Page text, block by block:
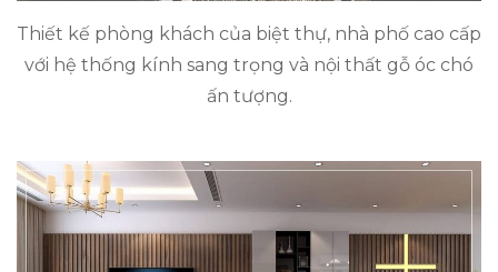
Thiết kế phòng khách của biệt thự, nhà phố cao cấp
với hệ thống kính sang trọng và nội thất gỗ óc chó
ấn tượng.